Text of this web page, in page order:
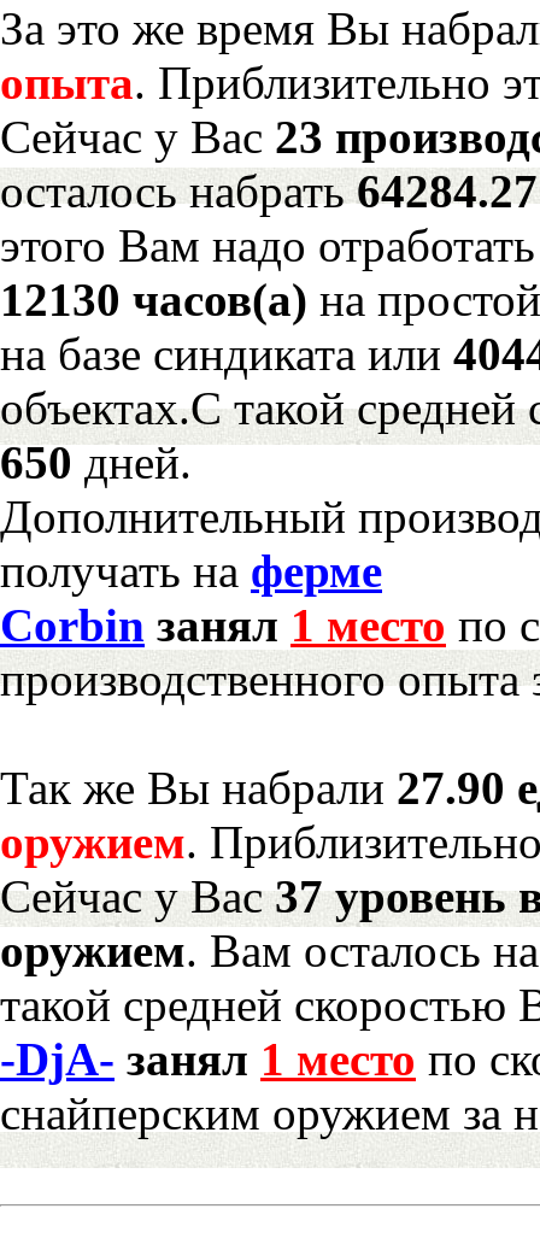
За это же время Вы
опыта. Приблизительно
Сейчас у Вас 23
осталось набрать
этого Вам надо отработать
12130 часов(а) на
на базе синдиката или
объектах.С такой средней
650дней.
Дополнительный
получать на ферме
Corbin занял 1 место по
производственного опыта
Так же Вы набрали 27.90
оружием.
Сейчас у Вас37 уровень
оружием. Вам осталось
такой средней скоростью
-DjA- занял 1 место по
снайперским оружием за